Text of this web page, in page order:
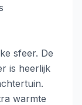
sfeer. De
is heerlijk
warmte